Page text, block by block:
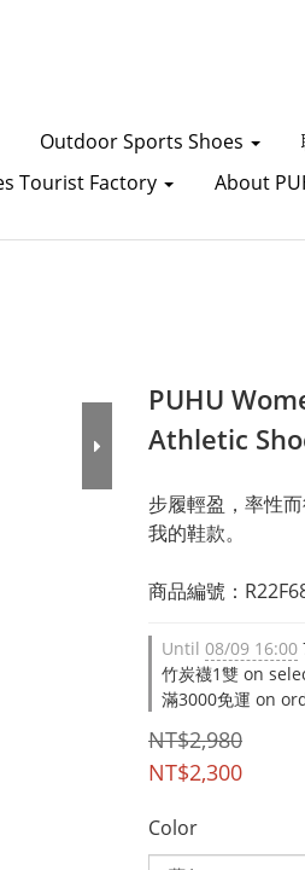
Outdoor Sports Shoes
Tourist Factory About
PUHU
Athletic
步履輕盈，率性
我的鞋款。
商品編號：
Until 08/09 16:00
竹炭襪1雙 on
滿3000免運 on
NT$2,980
NT$2,300
Color